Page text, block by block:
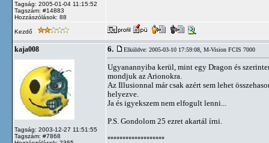
Tagság: 2005-01-04 11:15:52
Tagszám: #14883
Hozzászólások: 88
Kezdő
kaja008
Tagság: 2003-12-27 11:51:55
Tagszám: #7868
6. Elküldve: 2005-03-10 17:59:08, M-Vision FCIS 7000
Ugyanannyiba kerül, mint egy Dragon és
mondjuk az Arionokra.
Az Illusionnal már csak azért sem lehet
helyezve.
Ja és igyekszem nem elfogult lenni...
P.S. Gondolom 25 ezret akartál írni.
*******************